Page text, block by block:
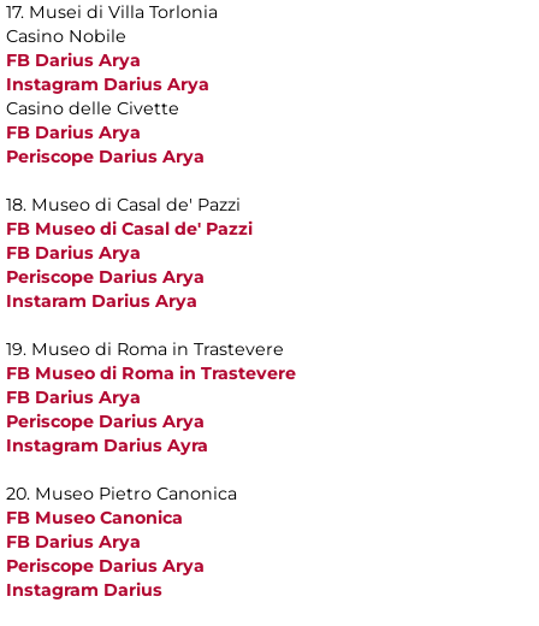
17. Musei di Villa Torlonia
Casino Nobile
FB Darius Arya
Instagram Darius Arya
Casino delle Civette
FB Darius Arya
Periscope Darius Arya
18. Museo di Casal de' Pazzi
FB Museo di Casal de' Pazzi
FB Darius Arya
Periscope Darius Arya
Instaram Darius Arya
19. Museo di Roma in Trastevere
FB Museo di Roma in Trastevere
FB Darius Arya
Periscope Darius Arya
Instagram Darius Ayra
20. Museo Pietro Canonica
FB Museo Canonica
FB Darius Arya
Periscope Darius Arya
Instagram Darius